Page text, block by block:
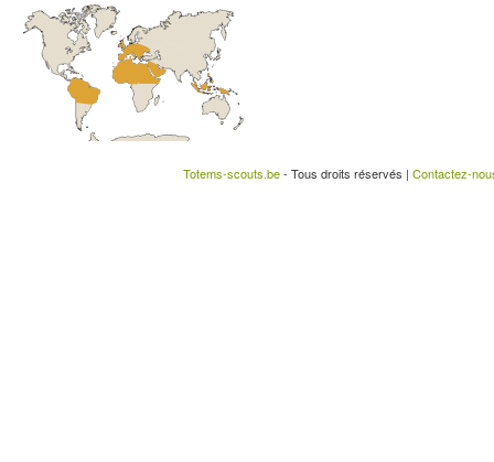
Totems-scouts.be- Tous droits réservés | Contactez-